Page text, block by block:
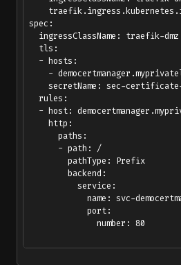
spec:
  ingressClassName: traefik-dmz
  tls:
  - hosts:
-
secretName: sec-
  rules:
- host:
    http:
      paths:
      - path: /
        pathType: Prefix
        backend:
          service:
name: svc-
            port:
              number: 80